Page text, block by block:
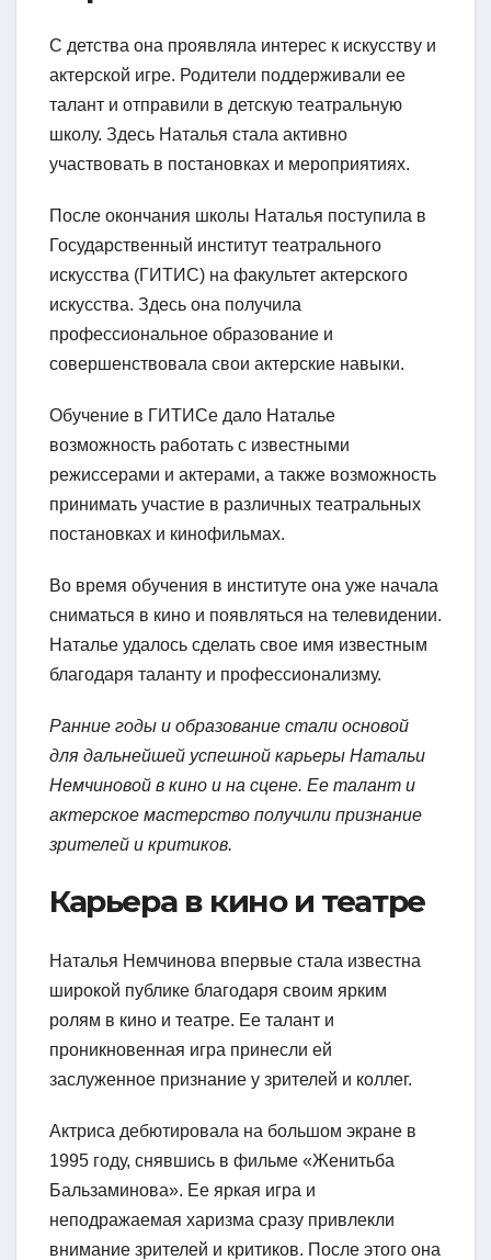
С детства она проявляла интерес к искусству и
актерской игре. Родители поддерживали ее
талант и отправили в детскую театральную
школу. Здесь Наталья стала активно
участвовать в постановках и мероприятиях.
После окончания школы Наталья поступила в
Государственный институт театрального
искусства (ГИТИС) на факультет актерского
искусства. Здесь она получила
профессиональное образование и
совершенствовала свои актерские навыки.
Обучение в ГИТИСе дало Наталье
возможность работать с известными
режиссерами и актерами, а также возможность
принимать участие в различных театральных
постановках и кинофильмах.
Во время обучения в институте она уже начала
сниматься в кино и появляться на телевидении.
Наталье удалось сделать свое имя известным
благодаря таланту и профессионализму.
Ранние годы и образование стали основой
для дальнейшей успешной карьеры Натальи
Немчиновой в кино и на сцене. Ее талант и
актерское мастерство получили признание
зрителей и критиков.
Карьера в кино и театре
Наталья Немчинова впервые стала известна
широкой публике благодаря своим ярким
ролям в кино и театре. Ее талант и
проникновенная игра принесли ей
заслуженное признание у зрителей и коллег.
Актриса дебютировала на большом экране в
1995 году, снявшись в фильме «Женитьба
Бальзаминова». Ее яркая игра и
неподражаемая харизма сразу привлекли
внимание зрителей и критиков. После этого она